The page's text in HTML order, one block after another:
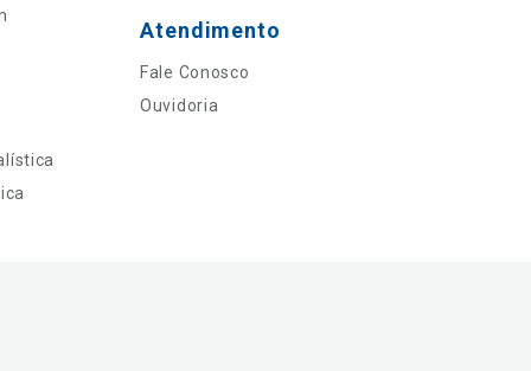
Atendimento
Fale Conosco
Ouvidoria